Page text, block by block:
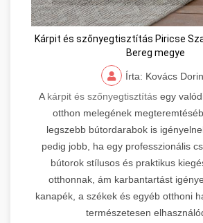
Kárpit és szőnyegtisztítás Piricse
Bereg megye
Írta: Kovács
A kárpit és szőnyegtisztítás egy
otthon melegének
legszebb bútordarabok is
pedig jobb, ha egy professzionális
bútorok stílusos és praktikus
otthonnak, ám karbantartást
kanapék, a székek és egyéb otthoni
természetesen